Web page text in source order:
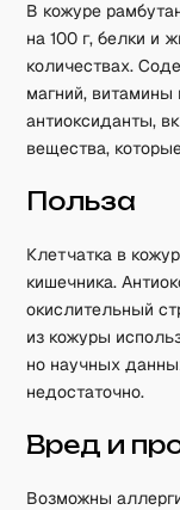
В кожуре
на 100 г, белки и
количествах.
магний, витамины
антиоксиданты,
вещества,
Польза
Клетчатка в
кишечника.
окислительный
из кожуры
но научных
недостаточно.
Вред и
Возможны